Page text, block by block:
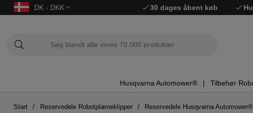
DK - DKK 30 dages åbent køb
Husqvarna Automower® Tilbehør
Start Reservedele Robotplæneklipper Reservedele Husqvarna